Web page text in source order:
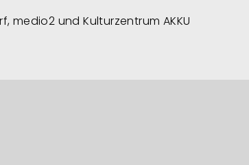
medio2 und Kulturzentrum AKKU